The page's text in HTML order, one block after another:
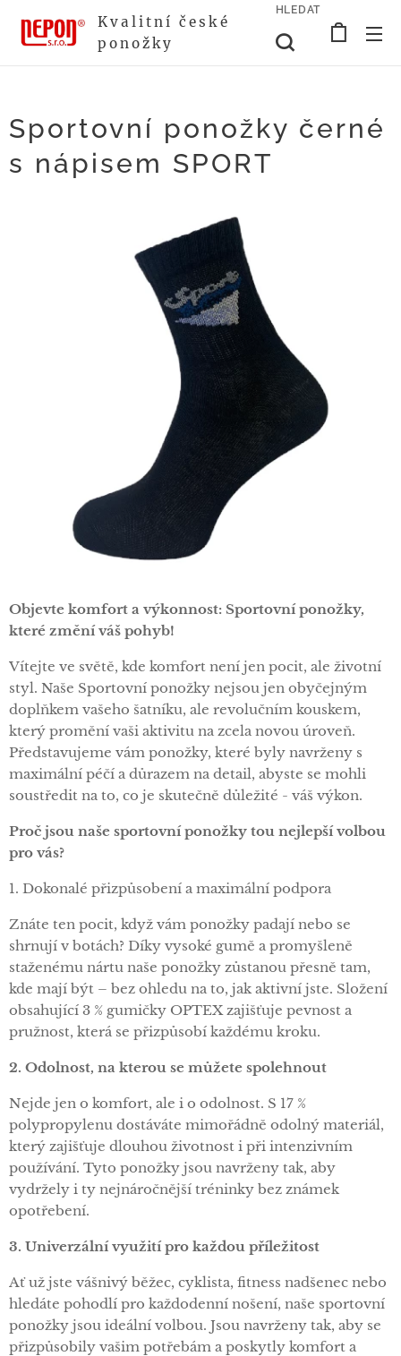
Kvalitní české
ponožky
HLEDAT
Sportovní ponožky černé
s nápisem SPORT
Objevte komfort a výkonnost: Sportovní ponožky,
které změní váš pohyb!
Vítejte ve světě, kde komfort není jen pocit, ale životní
styl. Naše Sportovní ponožky nejsou jen obyčejným
doplňkem vašeho šatníku, ale revolučním kouskem,
který promění vaši aktivitu na zcela novou úroveň.
Představujeme vám ponožky, které byly navrženy s
maximální péčí a důrazem na detail, abyste se mohli
soustředit na to, co je skutečně důležité - váš výkon.
Proč jsou naše sportovní ponožky tou nejlepší volbou
pro vás?
1. Dokonalé přizpůsobení a maximální podpora
Znáte ten pocit, když vám ponožky padají nebo se
shrnují v botách? Díky vysoké gumě a promyšleně
staženému nártu naše ponožky zůstanou přesně tam,
kde mají být – bez ohledu na to, jak aktivní jste. Složení
obsahující 3 % gumičky OPTEX zajišťuje pevnost a
pružnost, která se přizpůsobí každému kroku.
2. Odolnost, na kterou se můžete spolehnout
Nejde jen o komfort, ale i o odolnost. S 17 %
polypropylenu dostáváte mimořádně odolný materiál,
který zajišťuje dlouhou životnost i při intenzivním
používání. Tyto ponožky jsou navrženy tak, aby
vydržely i ty nejnáročnější tréninky bez známek
opotřebení.
3. Univerzální využití pro každou příležitost
Ať už jste vášnivý běžec, cyklista, fitness nadšenec nebo
hledáte pohodlí pro každodenní nošení, naše sportovní
ponožky jsou ideální volbou. Jsou navrženy tak, aby se
přizpůsobily vašim potřebám a poskytly komfort a